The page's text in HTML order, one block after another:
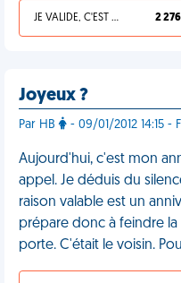
JE VALIDE, C'EST UNE VDM 2 276
Joyeux ?
Par HB - 09/01/2012 14:15 -
Aujourd'hui, c'est mon
appel. Je déduis du
raison valable est un
prépare donc à feindre la
porte. C'était le voisin.